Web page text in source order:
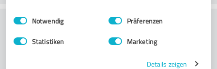
Impressum Datenschutzbestimmungen
Einwilligungsauswahl
Notwendig Präferenzen
Statistiken Marketing
Details zeigen
Kundenservice